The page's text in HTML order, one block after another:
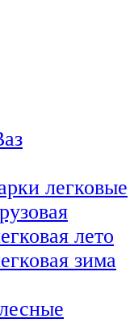
легковые
лето
зима